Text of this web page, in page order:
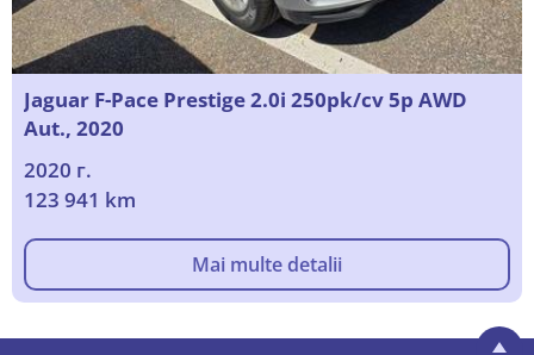
Jaguar F-Pace Prestige 2.0i 250pk/cv 5p AWD
Aut., 2020
2020 г.
123 941 km
Mai multe detalii